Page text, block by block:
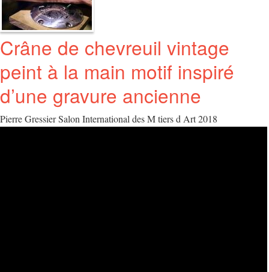
Crâne de chevreuil vintage
peint à la main motif inspiré
d’une gravure ancienne
Pierre Gressier Salon International des M tiers d Art 2018